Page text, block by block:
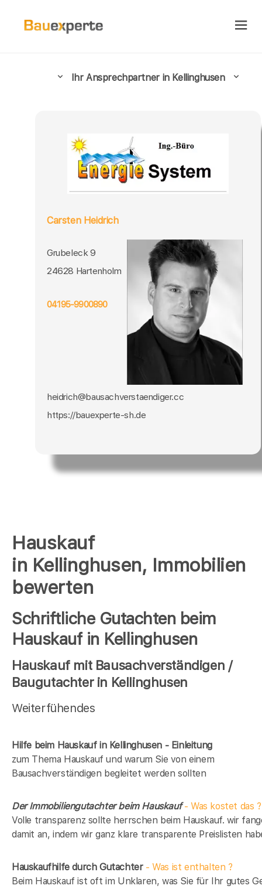
Hauskauf
in Kellinghusen, Immobilien
bewerten
Schriftliche Gutachten beim
Hauskauf in Kellinghusen
Hauskauf mit Bausachverständigen /
Baugutachter in Kellinghusen
Weiterfühendes
Hilfe beim Hauskauf in Kellinghusen - Einleitung
zum Thema Hauskauf und warum Sie von einem
Bausachverständigen begleitet werden sollten
Der Immobiliengutachter beim Hauskauf- Was kostet das ?
Volle transparenz sollte herrschen beim Hauskauf. wir
damit an, indem wir ganz klare transparente Preislisten
Hauskaufhilfe durch Gutachter- Was ist enthalten ?
Beim Hauskauf ist oft im Unklaren, was Sie für Ihr gutes
Ihr Ansprechpartner in Kellinghusen
Carsten Heidrich
Grubeleck 9
24628 Hartenholm
04195-9900890
heidrich@bausachverstaendiger.cc
https://bauexperte-sh.de